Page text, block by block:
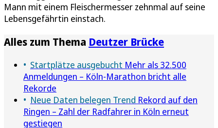
Mann mit einem Fleischermesser zehnmal auf seine
Lebensgefährtin einstach.
Alles zum Thema Deutzer Brücke
Startplätze ausgebucht Mehr als 32.500
Anmeldungen – Köln-Marathon bricht alle
Rekorde
Neue Daten belegen Trend Rekord auf den
Ringen – Zahl der Radfahrer in Köln erneut
gestiegen